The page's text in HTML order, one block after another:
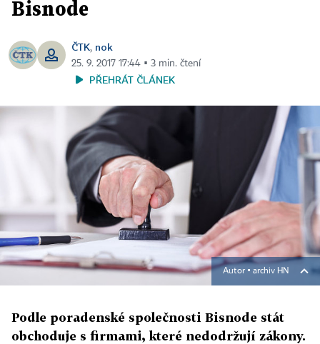
Bisnode
ČTK, nok
25. 9. 2017 17:44 ▪ 3 min. čtení
PŘEHRÁT ČLÁNEK
Autor ▪ archiv HN
Podle poradenské společnosti Bisnode stát
obchoduje s firmami, které nedodržují zákony.